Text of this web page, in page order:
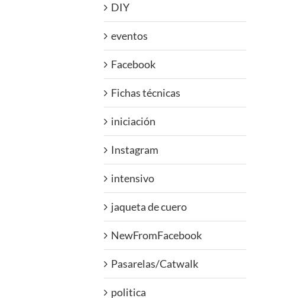
DIY
eventos
Facebook
Fichas técnicas
iniciación
Instagram
intensivo
jaqueta de cuero
NewFromFacebook
Pasarelas/Catwalk
politica